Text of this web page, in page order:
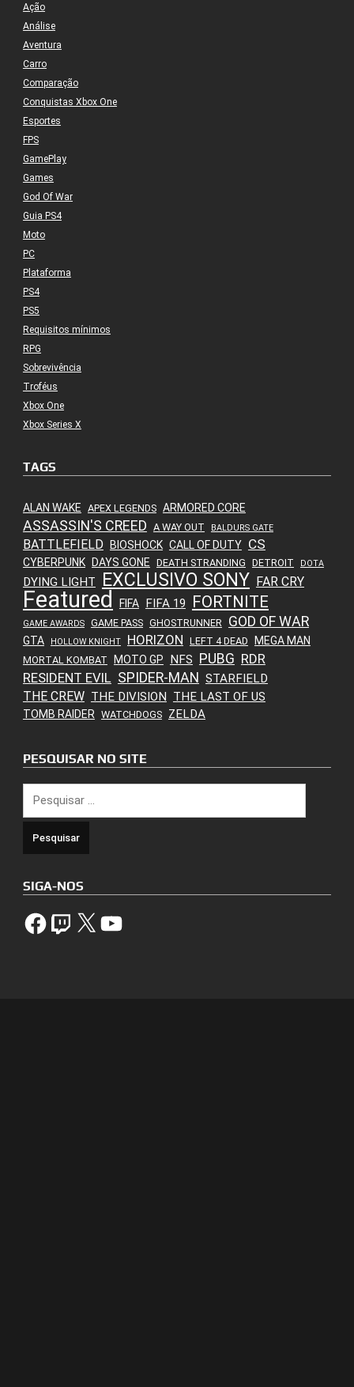
Ação
Análise
Aventura
Carro
Comparação
Conquistas Xbox One
Esportes
FPS
GamePlay
Games
God Of War
Guia PS4
Moto
PC
Plataforma
PS4
PS5
Requisitos mínimos
RPG
Sobrevivência
Troféus
Xbox One
Xbox Series X
TAGS
ALAN WAKE APEX LEGENDS ARMORED CORE
ASSASSIN'S CREED A WAY OUT BALDURS GATE
BATTLEFIELD BIOSHOCK CALL OF DUTY CS
CYBERPUNK DAYS GONE DEATH STRANDING DETROIT DOTA
DYING LIGHT EXCLUSIVO SONY FAR CRY
Featured FIFA FIFA 19 FORTNITE
GAME AWARDS GAME PASS GHOSTRUNNER GOD OF WAR
GTA HOLLOW KNIGHT HORIZON LEFT 4 DEAD MEGA MAN
MORTAL KOMBAT MOTO GP NFS PUBG RDR
RESIDENT EVIL SPIDER-MAN STARFIELD
THE CREW THE DIVISION THE LAST OF US
TOMB RAIDER WATCHDOGS ZELDA
PESQUISAR NO SITE
por:
SIGA-NOS
FacebookTwitch X YouTube